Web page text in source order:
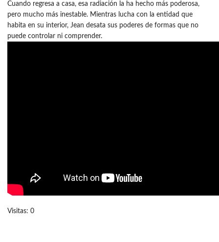
Cuando regresa a casa, esa radiación la ha hecho más poderosa,
pero mucho más inestable. Mientras lucha con la entidad que
habita en su interior, Jean desata sus poderes de formas que no
puede controlar ni comprender.
Visitas: 0